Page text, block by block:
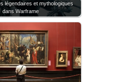
légendaires et mythologiques
dans Warframe